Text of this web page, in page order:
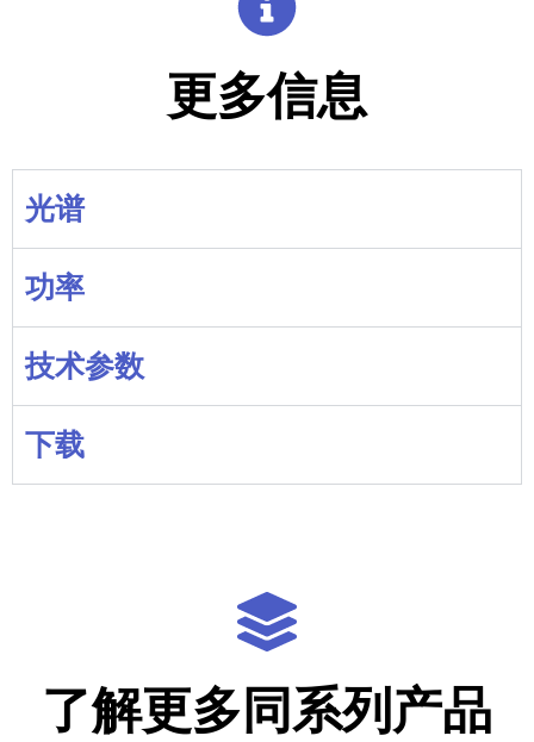
更多信息
光谱
功率
技术参数
下载
了解更多同系列产品